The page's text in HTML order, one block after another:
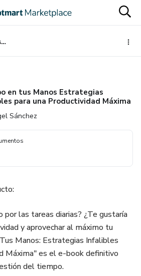
Tiempo en tus Manos Estrategias Infalibles para una Productividad Máxima
en tus Manos Estrategias
para una Productividad Máxima
Sánchez
por las tareas diarias? ¿Te gustaría
y aprovechar al máximo tu
Manos: Estrategias Infalibles
Máxima" es el e-book definitivo
del tiempo.